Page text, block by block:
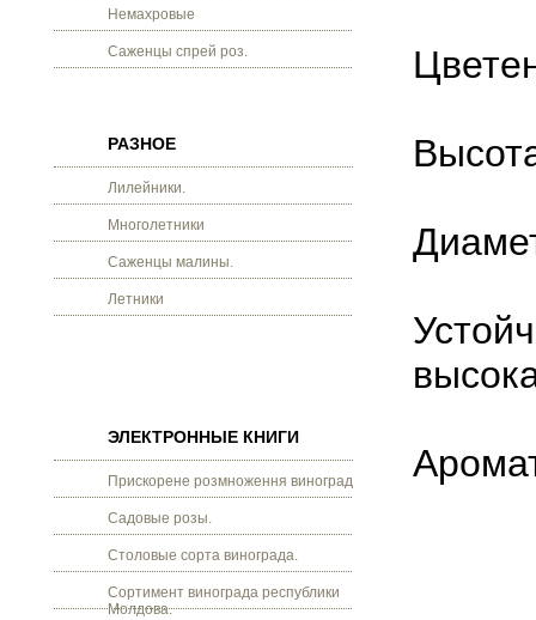
Немахровые
Саженцы спрей роз.
РАЗНОЕ
Лилейники.
Многолетники
Саженцы малины.
Летники
ЭЛЕКТРОННЫЕ КНИГИ
Прискорене розмноження винограду.
Садовые розы.
Столовые сорта винограда.
Сортимент винограда республики
Молдова.